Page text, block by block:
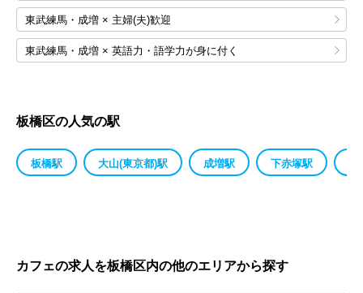
東武練馬・成増 × 主婦(夫)歓迎
東武練馬・成増 × 英語力・語学力が身に付く
板橋区の人気の駅
板橋駅 大山(東京都)駅 成増駅 下赤塚駅
カフェの求人を板橋区内の他のエリアから探す